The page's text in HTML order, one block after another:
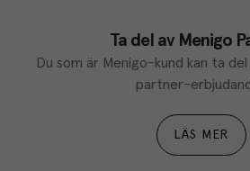
Ta del av Menigo
Du som är Menigo-kund kan ta
partner-
LÄS MER